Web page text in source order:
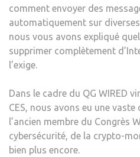
comment envoyer des
automatiquement sur
nous vous avons expliqué
supprimer complètement
l’exige.
Dans le cadre du QG WIRED
CES, nous avons eu une
l’ancien membre du Congrès
cybersécurité, de la crypto-
bien plus encore.